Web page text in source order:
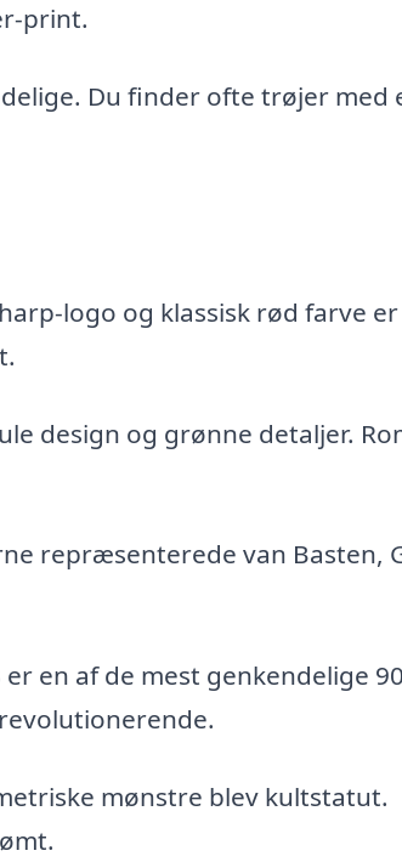
print.
Du finder ofte trøjer med
logo og klassisk rød farve er
design og grønne detaljer.
repræsenterede van Basten,
en af de mest genkendelige
mønstre blev kultstatut.